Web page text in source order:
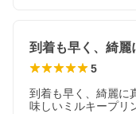
5
到着も早く、綺麗に
味しいミルキープリ